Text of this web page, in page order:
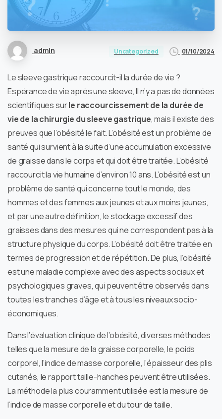
admin Uncategorized 01/10/2024
Le sleeve gastrique raccourcit-il la durée de vie ?
Espérance de vie après une sleeve, Il n’y a pas de données
scientifiques surle raccourcissement de la durée de
vie de la chirurgie du sleeve gastrique, mais il existe des
preuves que l’obésité le fait. L’obésité est un problème de
santé qui survient à la suite d’une accumulation excessive
de graisse dans le corps et qui doit être traitée. L’obésité
raccourcit la vie humaine d’environ 10 ans. L’obésité est un
problème de santé qui concerne tout le monde, des
hommes et des femmes aux jeunes et aux moins jeunes,
et par une autre définition, le stockage excessif des
graisses dans des mesures qui ne correspondent pas à la
structure physique du corps. L’obésité doit être traitée en
termes de progression et de répétition. De plus, l’obésité
est une maladie complexe avec des aspects sociaux et
psychologiques graves, qui peuvent être observés dans
toutes les tranches d’âge et à tous les niveaux socio-
économiques.
Dans l’évaluation clinique de l’obésité, diverses méthodes
telles que la mesure de la graisse corporelle, le poids
corporel, l’indice de masse corporelle, l’épaisseur des plis
cutanés, le rapport taille-hanches peuvent être utilisées.
La méthode la plus couramment utilisée est la mesure de
l’indice de masse corporelle et du tour de taille.